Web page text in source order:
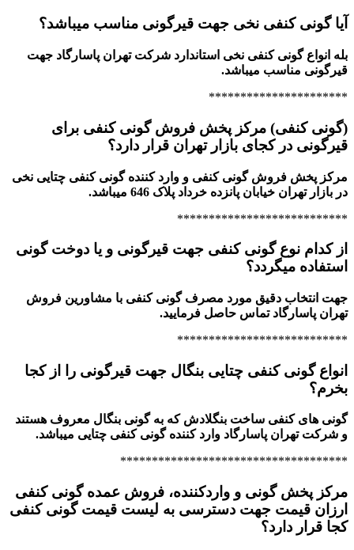
آیا گونی کنفی نخی جهت قیرگونی مناسب میباشد؟
بله انواع گونی کنفی نخی استاندارد شرکت تهران پاسارگاد جهت
قیرگونی مناسب میباشد.
**********************
(گونی کنفی) مرکز پخش فروش گونی کنفی برای
قیرگونی در کجای بازار تهران قرار دارد؟
مرکز پخش فروش گونی کنفی و وارد کننده گونی کنفی چتایی نخی
در بازار تهران خیابان پانزده خرداد پلاک 646 میباشد.
***************************
از کدام نوع گونی کنفی جهت قیرگونی و یا دوخت گونی
استفاده میگردد؟
جهت انتخاب دقیق مورد مصرف گونی کنفی با مشاورین فروش
تهران پاسارگاد تماس حاصل فرمایید.
***************************
انواع گونی کنفی چتایی بنگال جهت قیرگونی را از کجا
بخرم؟
گونی های کنفی ساخت بنگلادش که به گونی بنگال معروف هستند
و شرکت تهران پاسارگاد وارد کننده گونی کنفی چتایی میباشد.
************************************
مرکز پخش گونی و واردکننده، فروش عمده گونی کنفی
ارزان قیمت جهت دسترسی به لیست قیمت گونی کنفی
کجا قرار دارد؟